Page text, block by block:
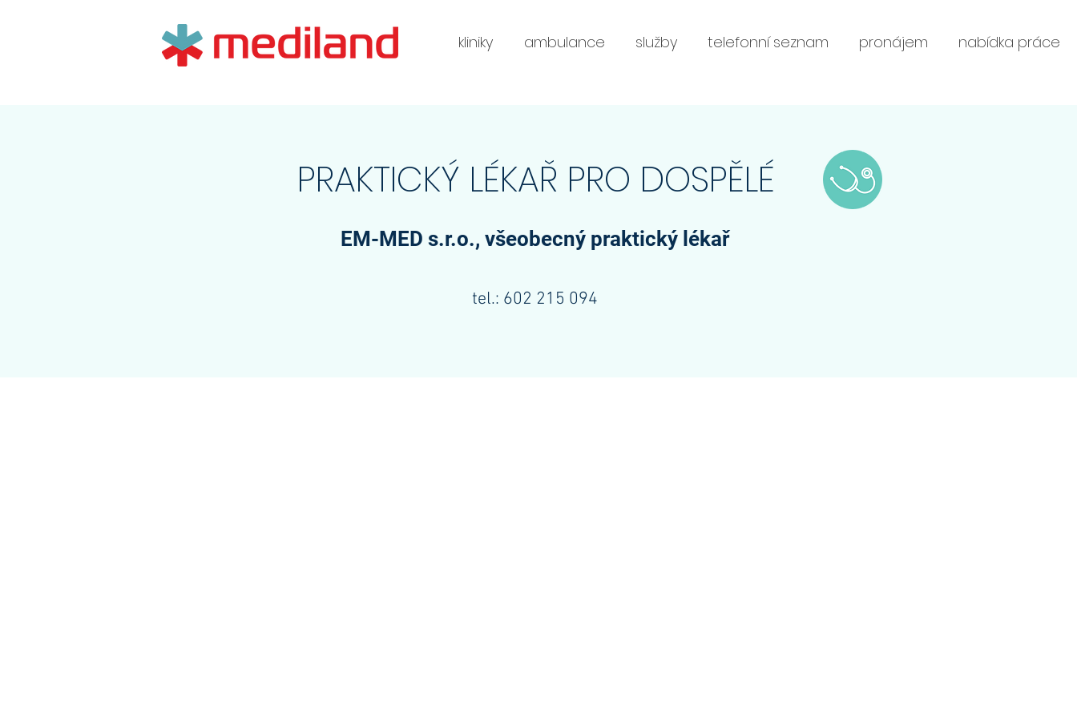
kliniky ambulance služby telefonní seznam pronájem nabídka práce
PRAKTICKÝ LÉKAŘ PRO DOSPĚLÉ
EM-MED s.r.o., všeobecný praktický lékař
tel.: 602 215 094